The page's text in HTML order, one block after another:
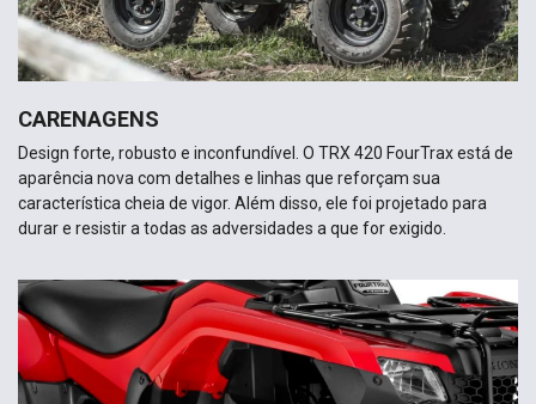
CARENAGENS
Design forte, robusto e inconfundível. O TRX 420 FourTrax está de
aparência nova com detalhes e linhas que reforçam sua
característica cheia de vigor. Além disso, ele foi projetado para
durar e resistir a todas as adversidades a que for exigido.